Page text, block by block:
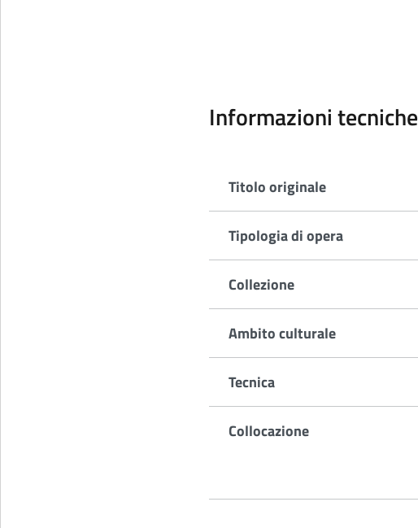
Informazioni tecniche
Titolo originale
Tipologia di opera
Collezione
Ambito culturale
Tecnica
Collocazione